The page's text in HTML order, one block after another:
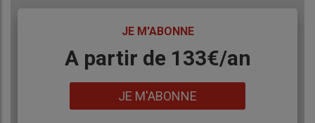
JE M'ABONNE
BodyA partir de 133€/an
JE M'ABONNE